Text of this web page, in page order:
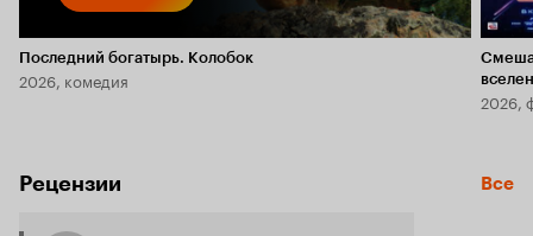
Последний богатырь. Колобок
2026, комедия
2026,
Рецензии Все